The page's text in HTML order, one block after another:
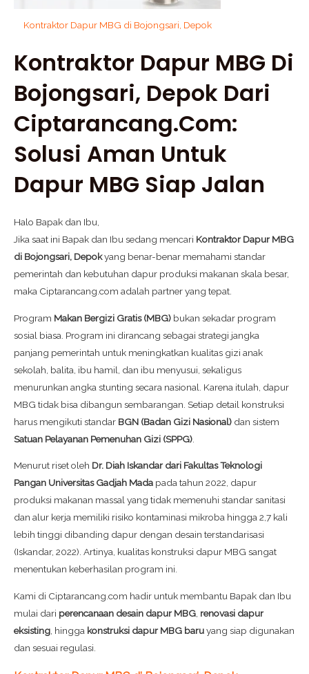
Kontraktor Dapur MBG di Bojongsari, Depok
Kontraktor Dapur MBG Di
Bojongsari, Depok Dari
Ciptarancang.com:
Solusi Aman Untuk
Dapur MBG Siap Jalan
Halo Bapak dan Ibu,
Jika saat ini Bapak dan Ibu sedang mencari Kontraktor Dapur MBG
di Bojongsari, Depokyang benar-benar memahami standar
pemerintah dan kebutuhan dapur produksi makanan skala besar,
maka Ciptarancang.com adalah partner yang tepat.
Program Makan Bergizi Gratis (MBG) bukan sekadar program
sosial biasa. Program ini dirancang sebagai strategi jangka
panjang pemerintah untuk meningkatkan kualitas gizi anak
sekolah, balita, ibu hamil, dan ibu menyusui, sekaligus
menurunkan angka stunting secara nasional. Karena itulah, dapur
MBG tidak bisa dibangun sembarangan. Setiap detail konstruksi
harus mengikuti standar BGN (Badan Gizi Nasional) dan sistem
Satuan Pelayanan Pemenuhan Gizi (SPPG)
Menurut riset oleh Dr. Diah Iskandar dari Fakultas Teknologi
Pangan Universitas Gadjah Mada pada tahun 2022, dapur
produksi makanan massal yang tidak memenuhi standar sanitasi
dan alur kerja memiliki risiko kontaminasi mikroba hingga 2,7 kali
lebih tinggi dibanding dapur dengan desain terstandarisasi
(Iskandar, 2022). Artinya, kualitas konstruksi dapur MBG sangat
menentukan keberhasilan program ini.
Kami di Ciptarancang.com hadir untuk membantu Bapak dan Ibu
mulai dari perencanaan desain dapur MBG renovasi dapur
eksisting , hingga konstruksi dapur MBG baruyang siap digunakan
dan sesuai regulasi.